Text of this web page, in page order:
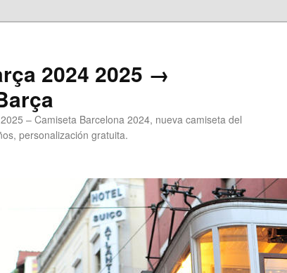
2024 2025 →
– Camiseta Barcelona 2024, nueva camiseta del
personalización gratuita.